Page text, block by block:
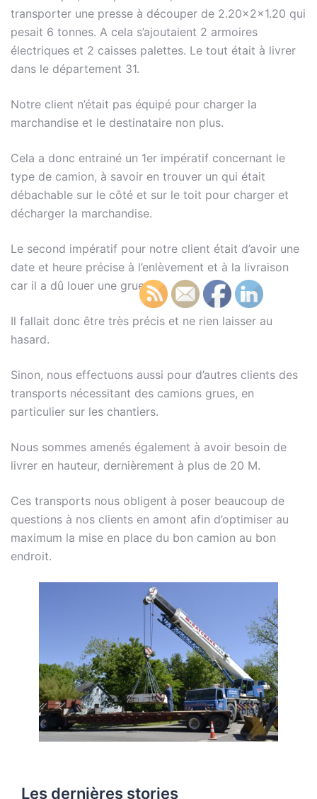
transporter une presse à découper de 2.20x2x1.20 qui
pesait 6 tonnes. A cela s’ajoutaient 2 armoires
électriques et 2 caisses palettes. Le tout était à livrer
dans le département 31.
Notre client n’était pas équipé pour charger la
marchandise et le destinataire non plus.
Cela a donc entrainé un 1er impératif concernant le
type de camion, à savoir en trouver un qui était
débachable sur le côté et sur le toit pour charger et
décharger la marchandise.
Le second impératif pour notre client était d’avoir une
date et heure précise à l’enlèvement et à la livraison
car il a dû louer une grue.
Il fallait donc être très précis et ne rien laisser au
hasard.
Sinon, nous effectuons aussi pour d’autres clients des
transports nécessitant des camions grues, en
particulier sur les chantiers.
Nous sommes amenés également à avoir besoin de
livrer en hauteur, dernièrement à plus de 20 M.
Ces transports nous obligent à poser beaucoup de
questions à nos clients en amont afin d’optimiser au
maximum la mise en place du bon camion au bon
endroit.
Les dernières stories